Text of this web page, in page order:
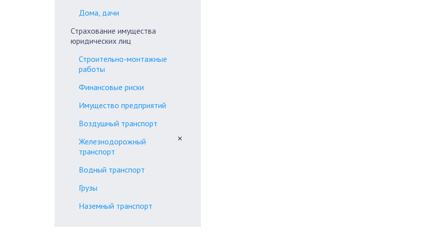
Дома, дачи
Страхование имущества
юридических лиц
Строительно-монтажные
работы
Финансовые риски
Имущество предприятий
Воздушный транспорт
Железнодорожный
транспорт
✕
Водный транспорт
Грузы
Наземный транспорт